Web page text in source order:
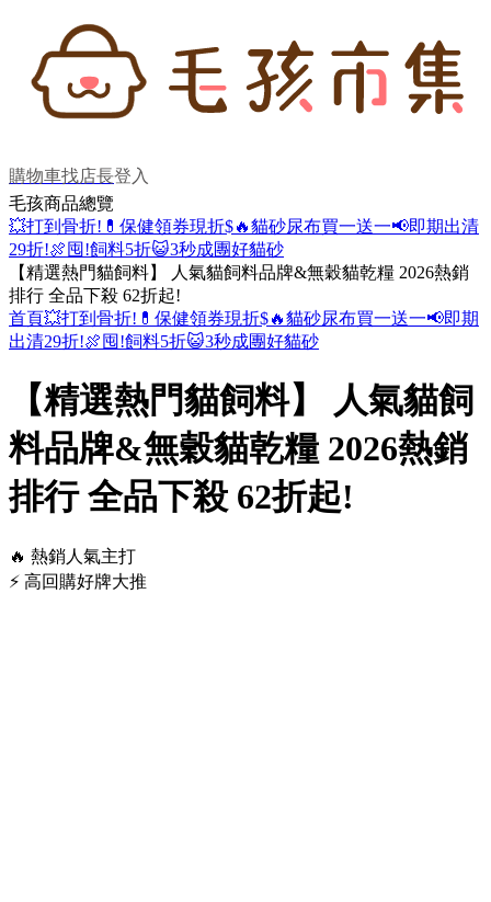
購物車找店長登入
毛孩商品總覽
💥打到骨折! 💊保健領券現折$🔥貓砂尿布買一送一📢即期出清
29折!🍖囤!飼料5折😺3秒成團好貓砂
【精選熱門貓飼料】 人氣貓飼料品牌&無穀貓乾糧 2026熱銷
排行 全品下殺 62折起!
首頁💥打到骨折! 💊保健領券現折$🔥貓砂尿布買一送一📢即期
出清29折!🍖囤!飼料5折😺3秒成團好貓砂
【精選熱門貓飼料】 人氣貓飼
料品牌&無穀貓乾糧 2026熱銷
排行 全品下殺 62折起!
️‍🔥 熱銷人氣主打
⚡ 高回購好牌大推